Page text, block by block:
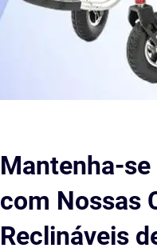
Mantenha-
com Nossas
Reclináveis